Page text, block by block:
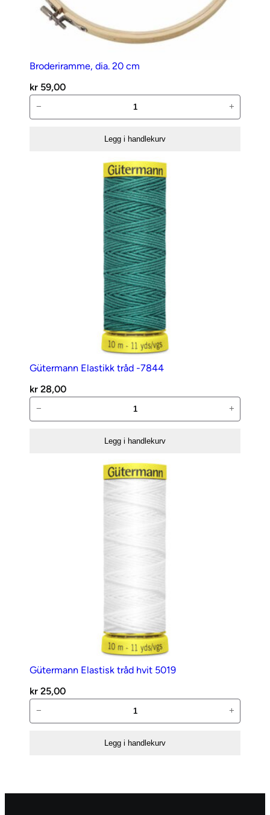
Broderiramme, dia. 20 cm
kr 59,00
dia.
− +
Legg i handlekurv
Gütermann Elastikk tråd -7844
kr 28,00
Elastikk
− +
Legg i handlekurv
Gütermann Elastisk tråd hvit 5019
kr 25,00
Elastisk
− +
Legg i handlekurv